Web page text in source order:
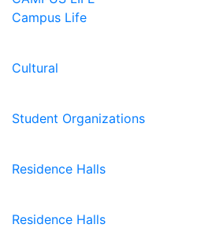
Campus Life
Cultural
Student Organizations
Residence Halls
Residence Halls